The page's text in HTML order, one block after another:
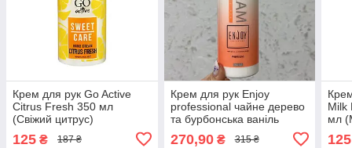
Крем для рук Go Active
Citrus Fresh 350 мл
(Свіжий цитрус)
125 ₴ 187 ₴
Крем для рук Enjoy
professional чайне дерево
та бурбонська ваніль
270,90₴ 315 ₴
Milk
мл
125